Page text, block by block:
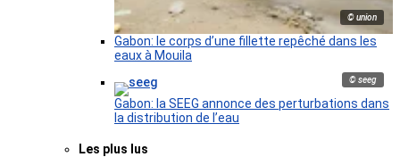
© union
Gabon: le corps d’une fillette repêché dans les
eaux à Mouila
© seeg
Gabon: la SEEG annonce des perturbations dans
la distribution de l’eau
Les plus lus